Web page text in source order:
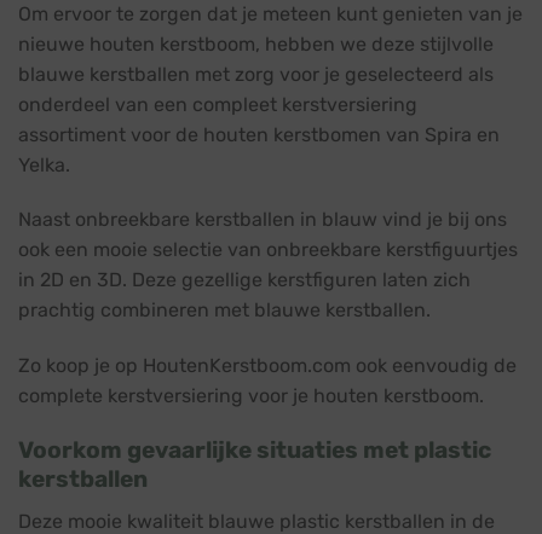
Om ervoor te zorgen dat je meteen kunt genieten van je
nieuwe houten kerstboom, hebben we deze stijlvolle
blauwe kerstballen met zorg voor je geselecteerd als
onderdeel van een compleet kerstversiering
assortiment voor de houten kerstbomen van Spira en
Yelka.
Naast onbreekbare kerstballen in blauw vind je bij ons
ook een mooie selectie van onbreekbare kerstfiguurtjes
in 2D en 3D. Deze gezellige kerstfiguren laten zich
prachtig combineren met blauwe kerstballen.
Zo koop je op HoutenKerstboom.com ook eenvoudig de
complete kerstversiering voor je houten kerstboom.
Voorkom gevaarlijke situaties met plastic
kerstballen
Deze mooie kwaliteit blauwe plastic kerstballen in de